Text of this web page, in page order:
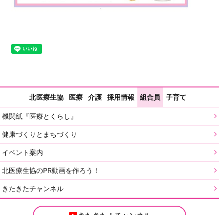
北医療生協 医療 介護 採用情報 組合員 子育て
機関紙『医療とくらし』
健康づくりとまちづくり
イベント案内
北医療生協のPR動画を作ろう！
きたきたチャンネル